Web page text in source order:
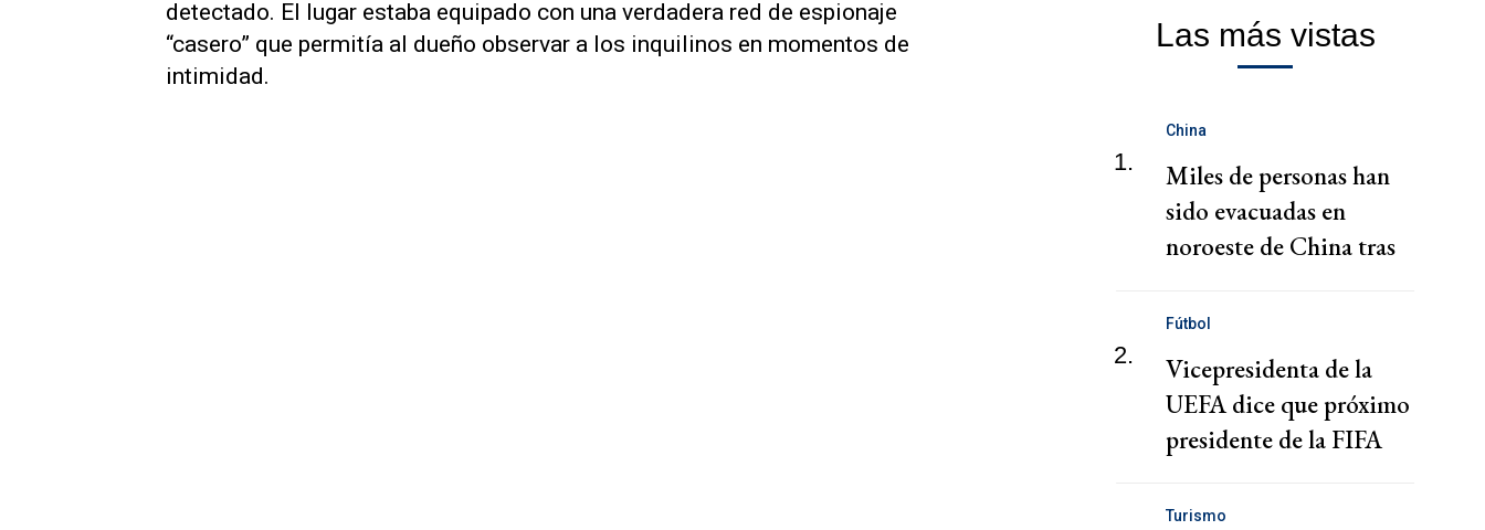
detectado. El lugar estaba equipado con una verdadera red de espionaje
“casero” que permitía al dueño observar a los inquilinos en momentos de
intimidad.
Las más vistas
1.
China
Miles de personas han
sido evacuadas en
noroeste de China tras
inundaciones
2.
Fútbol
Vicepresidenta de la
UEFA dice que próximo
presidente de la FIFA
del deporte"
Turismo